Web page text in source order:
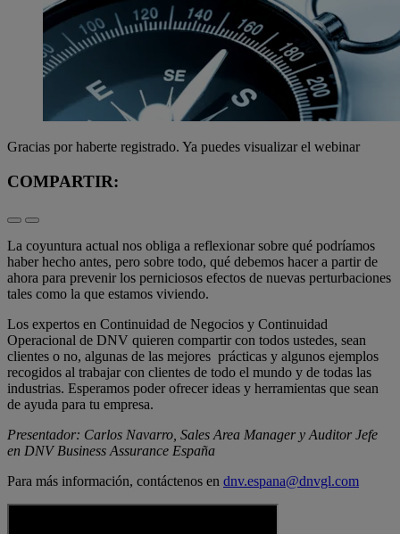
Gracias por haberte registrado. Ya puedes visualizar el webinar
COMPARTIR:
La coyuntura actual nos obliga a reflexionar sobre qué podríamos
haber hecho antes, pero sobre todo, qué debemos hacer a partir de
ahora para prevenir los perniciosos efectos de nuevas perturbaciones
tales como la que estamos viviendo.
Los expertos en Continuidad de Negocios y Continuidad
Operacional de DNV quieren compartir con todos ustedes, sean
clientes o no, algunas de las mejores prácticas y algunos ejemplos
recogidos al trabajar con clientes de todo el mundo y de todas las
industrias. Esperamos poder ofrecer ideas y herramientas que sean
de ayuda para tu empresa.
Presentador: Carlos Navarro, Sales Area Manager y Auditor Jefe
en DNV Business Assurance España
Para más información, contáctenos en dnv.espana@dnvgl.com